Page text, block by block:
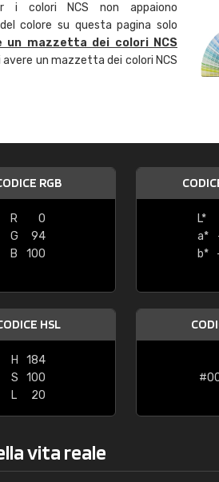
i colori NCS non appaiono
colore su questa pagina solo
un mazzetta dei colori NCS
un mazzetta dei colori NCS
RGB
R
0
G
94
B
100
L*
a*
b*
HSL
H
184
S
100
L
20
vita reale
"buon servizio"